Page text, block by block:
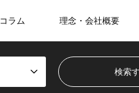
コラム 理念・会社概要